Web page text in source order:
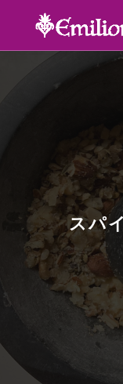
スパ